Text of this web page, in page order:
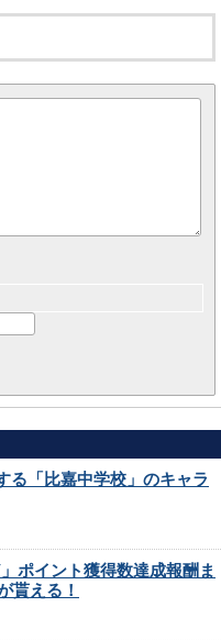
る「比嘉中学校」のキャラ
ポイント獲得数達成報酬ま
貰える！